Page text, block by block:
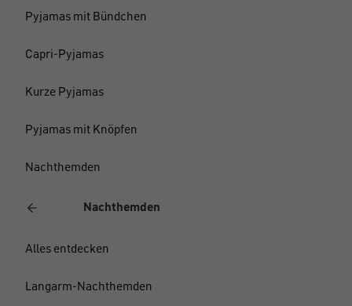
Pyjamas mit Bündchen
Capri-Pyjamas
Kurze Pyjamas
Pyjamas mit Knöpfen
Nachthemden
Nachthemden
Alles entdecken
Langarm-Nachthemden